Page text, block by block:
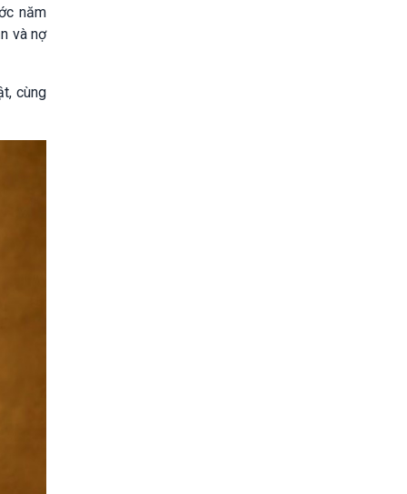
năm
và nợ
cùng